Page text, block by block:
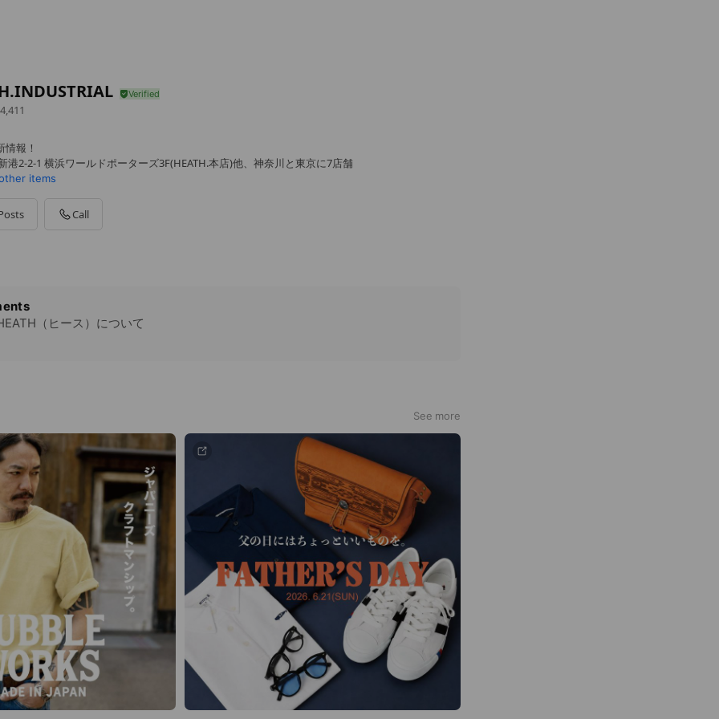
報！
港2-2-1 横浜ワールドポーターズ3F(HEATH.本店)他、神奈川と東京に7店舗
items
Call
（ヒース）について
See more